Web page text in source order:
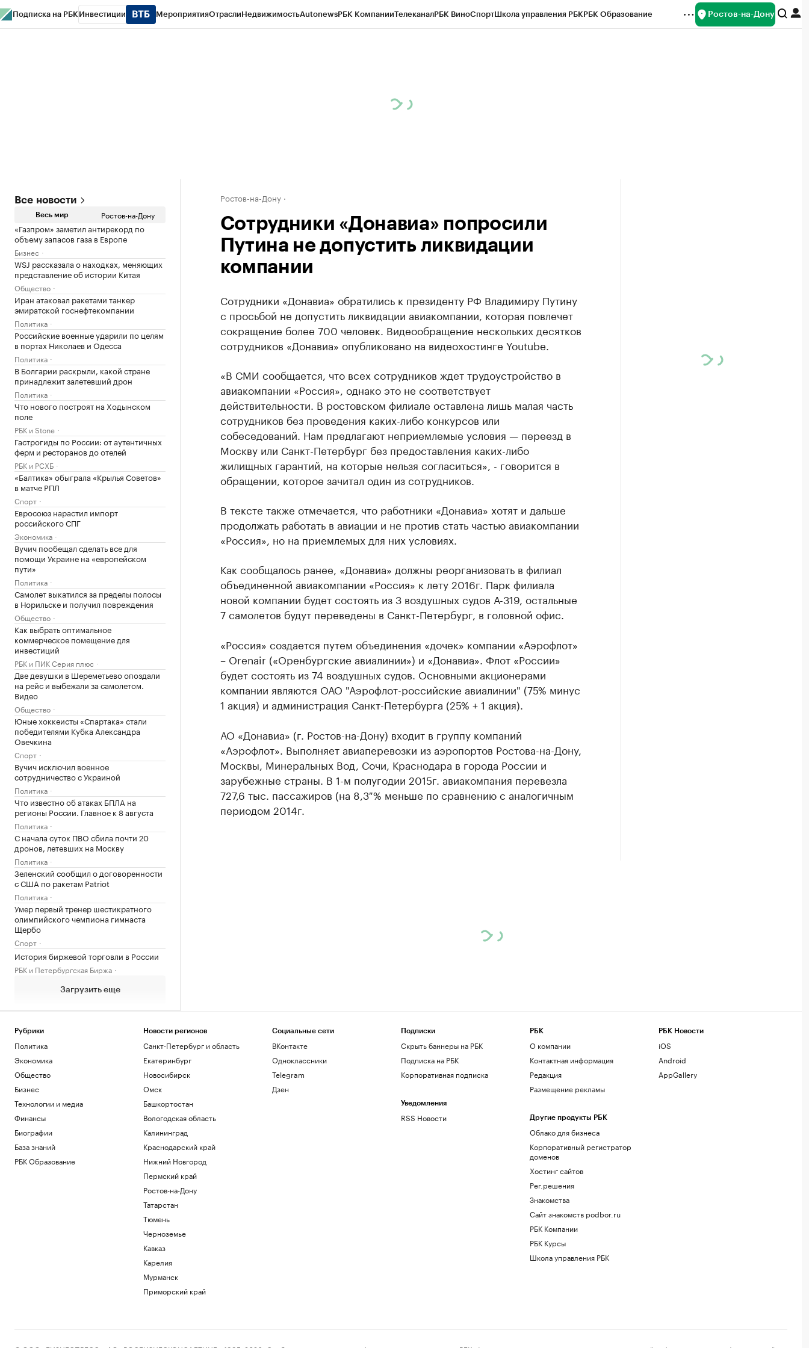
Подписка на РБК Инвестиции МероприятияОтраслиНедвижимостьAutonewsРБК КомпанииТелеканалРБК ВиноСпортШкола управления РБКРБК Образование Ростов-на-Дону
Все новости
Весь мир Ростов-на-Дону
«Газпром» заметил антирекорд по
объему запасов газа в Европе
Бизнес
WSJ рассказала о находках, меняющих
представление об истории Китая
Общество
Иран атаковал ракетами танкер
эмиратской госнефтекомпании
Политика
Российские военные ударили по целям
в портах Николаев и Одесса
Политика
В Болгарии раскрыли, какой стране
принадлежит залетевший дрон
Политика
Что нового построят на Ходынском
поле
РБК и Stone
Гастрогиды по России: от аутентичных
ферм и ресторанов до отелей
РБК и РСХБ
«Балтика» обыграла «Крылья Советов»
в матче РПЛ
Спорт
Евросоюз нарастил импорт
российского СПГ
Экономика
Вучич пообещал сделать все для
помощи Украине на «европейском
пути»
Политика
Самолет выкатился за пределы полосы
в Норильске и получил повреждения
Общество
Как выбрать оптимальное
коммерческое помещение для
инвестиций
РБК и ПИК Серия плюс
Две девушки в Шереметьево опоздали
на рейс и выбежали за самолетом.
Видео
Общество
Юные хоккеисты «Спартака» стали
победителями Кубка Александра
Овечкина
Спорт
Вучич исключил военное
сотрудничество с Украиной
Политика
Что известно об атаках БПЛА на
регионы России. Главное к 8 августа
Политика
С начала суток ПВО сбила почти 20
дронов, летевших на Москву
Политика
Зеленский сообщил о договоренности
с США по ракетам Patriot
Политика
Умер первый тренер шестикратного
олимпийского чемпиона гимнаста
Щербо
Спорт
История биржевой торговли в России
РБК и Петербургская Биржа
Загрузить еще
Ростов-на-Дону
Сотрудники «Донавиа» попросили
Путина не допустить ликвидации
компании
Сотрудники «Донавиа» обратились к президенту РФ Владимиру Путину
с просьбой не допустить ликвидации авиакомпании, которая повлечет
сокращение более 700 человек. Видеообращение нескольких десятков
сотрудников «Донавиа» опубликовано ​на видеохостинге Youtube.
«В СМИ сообщается, что всех сотрудников ждет трудоустройство в
авиакомпании «Россия», однако это не соответствует
действительности. В ростовском филиале оставлена лишь малая часть
сотрудников без проведения каких-либо конкурсов или
собеседований. Нам предлагают неприемлемые условия — переезд в
Москву или Санкт-Петербург без предоставления каких-либо
жилищных гарантий, на которые нельзя согласиться», - говорится в
обращении, которое зачитал один из сотрудников.
В тексте также отмечается, что работники «Донавиа» хотят и дальше
продолжать работать в авиации и не против стать частью авиакомпании
«Россия», но на приемлемых для них условиях.
Как сообщалось ранее, «Донавиа» должны реорганизовать в филиал
объединенной авиакомпании «Россия» к лету 2016г. Парк филиала
новой компании будет состоять из 3 воздушных судов А-319, остальные
7 самолетов будут переведены в Санкт-Петербург, в головной офис.
«Россия» создается путем объединения «дочек» компании «Аэрофлот»
– Orenair («Оренбургские авиалинии») и «Донавиа». Флот «России»
будет состоять из 74 воздушных судов. Основными акционерами
компании являются ОАО "Аэрофлот-российские авиалинии" (75% минус
1 акция) и администрация Санкт-Петербурга (25% + 1 акция).
АО «Донавиа» (г. Ростов-на-Дону) входит в группу компаний
«Аэрофлот». Выполняет авиаперевозки из аэропортов Ростова-на-Дону,
Москвы, Минеральных Вод, Сочи, Краснодара в города России и
зарубежные страны. В 1-м полугодии 2015г. авиакомпания перевезла
727,6 тыс. пассажиров (на 8,3 % меньше по сравнению с аналогичным
периодом 2014г.
Рубрики
Политика
Экономика
Общество
Бизнес
Технологии и медиа
Финансы
Биографии
База знаний
РБК Образование
Новости регионов
Санкт-Петербург и область
Екатеринбург
Новосибирск
Омск
Башкортостан
Вологодская область
Калининград
Краснодарский край
Нижний Новгород
Пермский край
Ростов-на-Дону
Татарстан
Тюмень
Черноземье
Кавказ
Карелия
Мурманск
Приморский край
Социальные сети
ВКонтакте
Одноклассники
Telegram
Дзен
Подписки
Скрыть баннеры на РБК
Подписка на РБК
Корпоративная подписка
Уведомления
RSS Новости
РБК
О компании
Контактная информация
Редакция
Размещение рекламы
Другие продукты РБК
Облако для бизнеса
Корпоративный регистратор
доменов
Хостинг сайтов
Рег.решения
Знакомства
Сайт знакомств podbor.ru
РБК Компании
РБК Курсы
Школа управления РБК
РБК Новости
iOS
Android
AppGallery